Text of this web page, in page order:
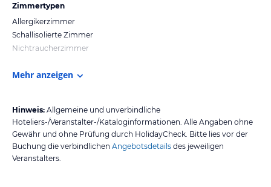
Zimmertypen
Allergikerzimmer
Schallisolierte Zimmer
Nichtraucherzimmer
Mehr anzeigen
Hinweis: Allgemeine und unverbindliche
Hoteliers-/Veranstalter-/Kataloginformationen. Alle Angaben ohne
Gewähr und ohne Prüfung durch HolidayCheck. Bitte lies vor der
Buchung die verbindlichen Angebotsdetails des jeweiligen
Veranstalters.